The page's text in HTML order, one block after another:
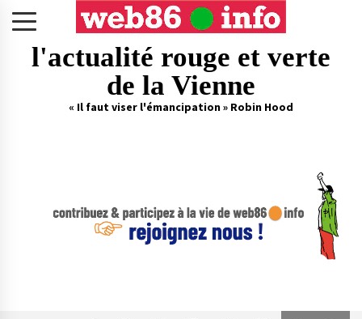
l'actualité rouge et verte
de la Vienne
« Il faut viser l'émancipation » Robin Hood